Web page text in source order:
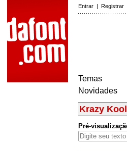
Entrar | Registrar
Temas
Novidades
Krazy Kool
Pré-